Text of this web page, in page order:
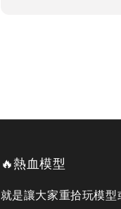
🔥熱血模型
就是讓大家重拾玩模型